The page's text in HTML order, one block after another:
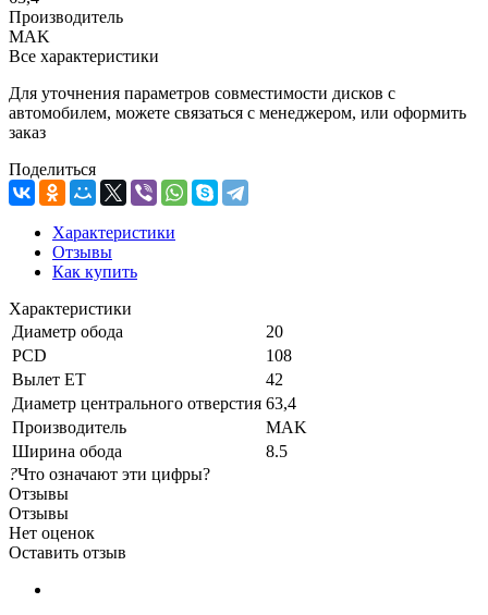
Производитель
MAK
Все характеристики
Для уточнения параметров совместимости дисков с
автомобилем, можете связаться с менеджером, или оформить
заказ
Поделиться
Характеристики
Отзывы
Как купить
Характеристики
Диаметр обода
20
PCD
108
Вылет ET
42
Диаметр центрального отверстия 63,4
Производитель
MAK
Ширина обода
8.5
?Что означают эти цифры?
Отзывы
Отзывы
Нет оценок
Оставить отзыв